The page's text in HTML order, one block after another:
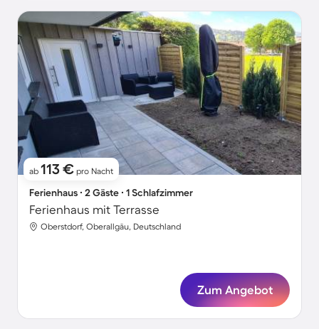
ab 113 € pro Nacht
Ferienhaus ∙ 2 Gäste ∙ 1 Schlafzimmer
Ferienhaus mit Terrasse
Oberstdorf, Oberallgäu, Deutschland
Zum Angebot